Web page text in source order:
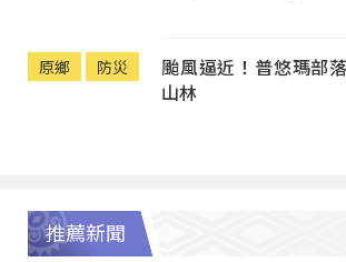
原鄉 防災
颱風逼近！普悠瑪部
山林
推薦新聞